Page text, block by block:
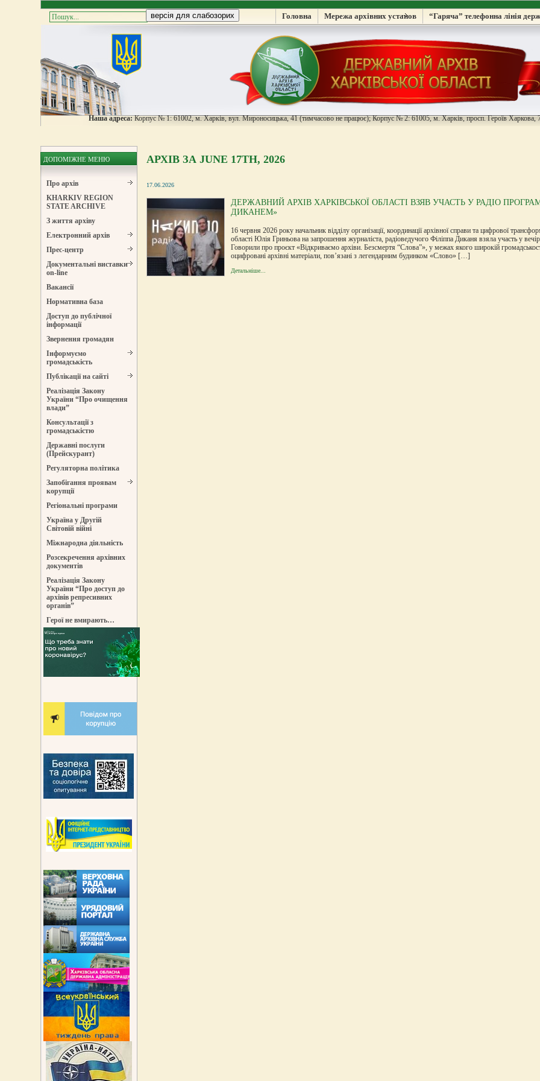
Головна Мережа архівних установ “Гаряча” телефонна лінія
Наша адреса:Корпус № 1: 61002, м. Харків, вул. Мироносицька, 41 (тимчасово не працює); Корпус № 2: 61005, м. Харків, просп. Героїв Харкова,
ДОПОМІЖНЕ МЕНЮ
Про архів
KHARKIV REGION
STATE ARCHIVE
З життя архіву
Електронний архів
Прес-центр
Документальні виставки
on-line
Вакансії
Нормативна база
Доступ до публічної
інформації
Звернення громадян
Інформуємо
громадськість
Публікації на сайті
Реалізація Закону
України “Про очищення
влади”
Консультації з
громадськістю
Державні послуги
(Прейскурант)
Регуляторна політика
Запобігання проявам
корупції
Регіональні програми
Україна у Другій
Світовій війні
Міжнародна діяльність
Розсекречення архівних
документів
Реалізація Закону
України “Про доступ до
архівів репресивних
органів”
Герої не вмирають…
АРХІВ ЗА JUNE 17TH, 2026
17.06.2026
ДЕРЖАВНИЙ АРХІВ ХАРКІВСЬКОЇ ОБЛАСТІ ВЗЯВ УЧАСТЬ У РАДІО
ДИКАНЕМ»
16 червня 2026 року начальник відділу організації, координації архівної справи та цифрової
області Юлія Гриньова на запрошення журналіста, радіоведучого Філіппа Диканя взяла участь у
Говорили про проєкт «Відкриваємо архіви. Безсмертя “Слова”», у межах якого широкій
оцифровані архівні матеріали, пов’язані з легендарним будинком «Слово» […]
Детальніше...